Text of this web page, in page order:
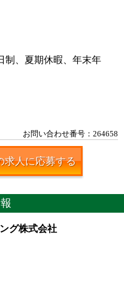
制、夏期休暇、年末年
お問い合わせ番号：264658
求人に応募する
グ株式会社